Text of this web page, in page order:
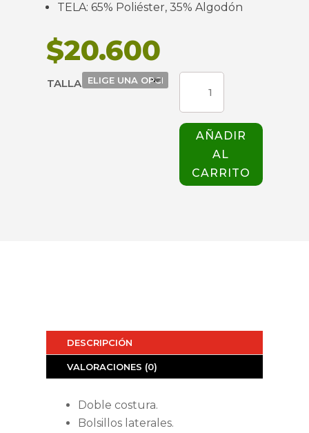
TELA: 65% Poliéster, 35% Algodón
$20.600
TALLA
HOMBRE
POPLIN
CROSS
cantidad
AÑADIR
AL
CARRITO
DESCRIPCIÓN
VALORACIONES (0)
Doble costura.
Bolsillos laterales.